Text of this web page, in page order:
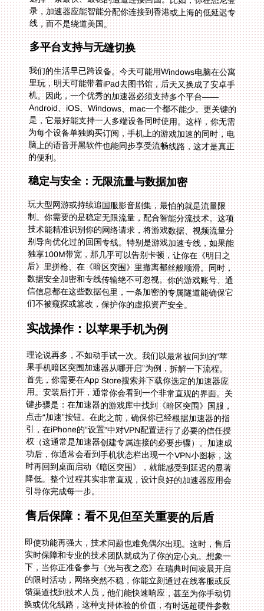
线，而不是绕道美国。
多平台支持与无缝切换
我们的生活早已跨设备。今天可能用Windows电脑在公寓
里玩，明天可能带着iPad去图书馆，后天又换成了安卓手
机。因此，一个优秀的加速器必须支持多个平台——
Android、iOS、Windows、mac一个都不能少。更关键的
是，它最好能支持一人多端设备同时使用。这样，你无需
为每个设备单独购买订阅，手机上的游戏加速的同时，电
脑上的语音开黑软件也能同步享受流畅线路，这才是真正
的便利。
稳定与安全：无限流量与数据加密
玩大型网游或持续追国服影音剧集，最怕的就是流量限
制。你需要的是稳定无限流量，配合智能分流技术。这项
技术能精准识别你的网络请求，将游戏数据、视频流量分
别导向优化过的回国专线。特别是游戏加速专线，如果能
独享100M带宽，那几乎可以告别卡顿，让你在《明日之
后》里拼枪、在《暗区突围》里撤离都丝般顺滑。同时，
数据安全加密和专线传输绝不可忽视。你的游戏账号、通
信信息都在这些数据包里，一条加密的专属隧道能确保它
们不被窥探或篡改，保护你的虚拟资产安全。
实战操作：以苹果手机为例
理论说再多，不如动手试一次。我们以最常被问到的“苹
果手机暗区突围加速器从哪开启”为例，拆解一下流程。
首先，你需要在App Store搜索并下载你选定的加速器应
用。安装后打开，通常你会看到一个非常直观的界面。关
键步骤是：在加速器的游戏库中找到《暗区突围》国服，
点击“加速”按钮。在此之前，确保你已经根据加速器的指
引，在iPhone的“设置”中对VPN配置进行了必要的信任授
权（这通常是加速器创建专属连接的必要步骤）。加速成
功后，你通常会看到手机状态栏出现一个VPN小图标，这
时再回到桌面启动《暗区突围》，就能感受到延迟的显著
降低。整个过程其实非常直观，设计良好的加速器应用会
引导你完成每一步。
售后保障：看不见但至关重要的后盾
即使功能再强大，技术问题也难免偶尔出现。这时，售后
实时保障和专业的技术团队就成为了你的定心丸。想象一
下，当你正准备参与《光与夜之恋》在瑞典时间凌晨开启
的限时活动，网络突然不稳，你能立刻通过在线客服或反
馈渠道找到技术人员，他们能快速响应，甚至为你手动切
换或优化线路，这种支持体验的价值，有时远超硬件参数
本身。一个拥有全天候服务团队的产品，意味着它真正理